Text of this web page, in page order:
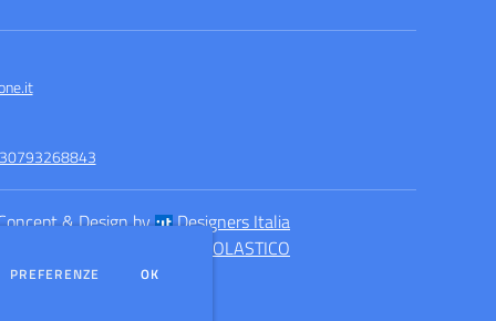
& Design by
Designers Italia
SCUOLASTICO
PREFERENZE DEI COOKIE
OK